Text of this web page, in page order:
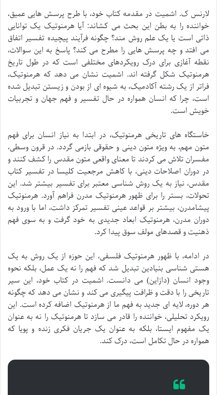
لارنس ک. اشمیت در مقدمه کتاب خود، با طرح پرسش هایی عمیق،
خواننده را به بطن این بحث می کشاند: آیا هرمنوتیک یک توانایی
ذاتی است یا یک علم روش مند؟ چگونه فرآیند پیچیده تفسیر اتفاق
می افتد و چه پرسش هایی را مطرح می کند؟ پاسخ به این سوالات،
نقطه آغازی برای درک رویکردهای مختلفی است که در طول تاریخ
هرمنوتیک شکل گرفته اند. اشمیت نشان می دهد که هرمنوتیک،
فراتر از یک رشته آکادمیک، به شیوه ای از بودن و زیستن تبدیل شده
است، چرا که انسان همواره در حال تفسیر و فهم جهان و تجربیات
خویش است.
خاستگاه های تاریخی هرمنوتیک، در ابتدا به نیاز انسان برای فهم
متون مهم، به ویژه متون دینی و حقوقی بازمی گردد. در قرون وسطی،
مفسران تلاش می کردند تا معنای واقعی متون مقدس را کشف کنند و
در دوران اصلاحات دینی، با کاهش مرجعیت کلیسا در تفسیر کتاب
مقدس، نیاز به یک روش شناسی معتبر برای تفسیر بیشتر شد. این
تحولات، بستر را برای ظهور هرمنوتیک مدرن فراهم آورد. هرمنوتیک
پیشامدرن، بیشتر بر قواعد عینی تفسیر تمرکز داشت، اما با ورود به
دوران مدرن، هرمنوتیک ابعاد جدیدی به خود گرفت و به سوی فهم
ذهنیت و قصدهای مولف سوق پیدا کرد.
در ادامه، با ظهور هرمنوتیک فلسفی، این حوزه از یک روش به یک
هستی شناسی بنیادین تبدیل شد که فهم را نه یک عمل، بلکه نحوه
وجود انسان (دازاین) می دانست. اشمیت در کتاب خود، این سیر
تاریخی را با دقت و ظرافت پیگیری می کند و نشان می دهد که چگونه
هر دوره، لایه ای جدید به فهم ما از هرمنوتیک اضافه کرده است. این
رویکرد تحلیلی، خواننده را قادر می سازد تا هرمنوتیک را نه به عنوان
یک مفهوم ایستا، بلکه به عنوان یک جریان فکری زنده و پویا که
همواره در حال تکامل است، درک کند.